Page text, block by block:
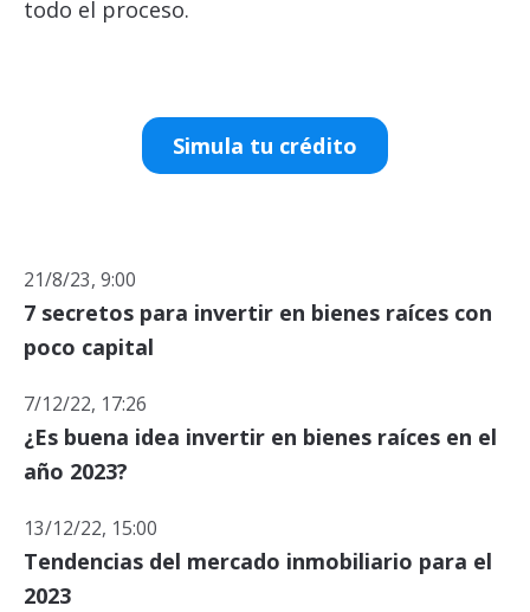
todo el proceso.
Simula tu crédito
21/8/23, 9:00
7 secretos para invertir en bienes raíces con
poco capital
7/12/22, 17:26
¿Es buena idea invertir en bienes raíces en el
año 2023?
13/12/22, 15:00
Tendencias del mercado inmobiliario para el
2023